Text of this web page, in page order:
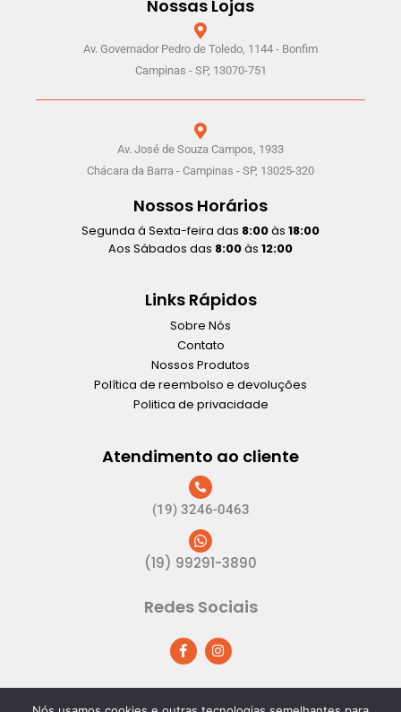
Nossas Lojas
Av. Governador Pedro de Toledo, 1144 - Bonfim
Campinas - SP, 13070-751
Av. José de Souza Campos, 1933
Chácara da Barra - Campinas - SP, 13025-320
Nossos Horários
Segunda á Sexta-feira das 8:00às 18:00
Aos Sábados das 8:00às 12:00
Links Rápidos
Sobre Nós
Contato
Nossos Produtos
Política de reembolso e devoluções
Politica de privacidade
Atendimento ao cliente
(19) 3246-0463
(19) 99291-3890
Redes Sociais
F
a
c
e
I
n
s
t